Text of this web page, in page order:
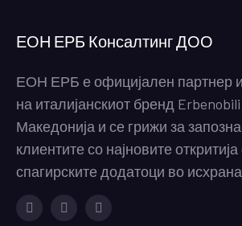
ЕОН ЕРБ Консалтинг ДОО
ЕОН ЕРБ е официјален партнер и
на италијанскиот бренд
Македонија и се грижи за
клиентите со најновите
спагирските додатоци во